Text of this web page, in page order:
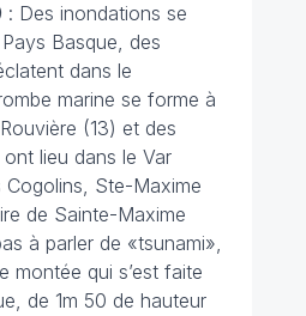
: Des inondations se
Basque, des
dans le
marine se forme à
(13) et des
lieu dans le Var
Cogolins, Ste-Maxime
de Sainte-Maxime
à parler de «tsunami»,
montée qui s’est faite
de 1m 50 de hauteur